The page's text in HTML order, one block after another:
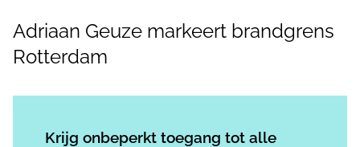
Adriaan Geuze markeert brandgrens
Rotterdam
Krijg onbeperkt toegang tot alle